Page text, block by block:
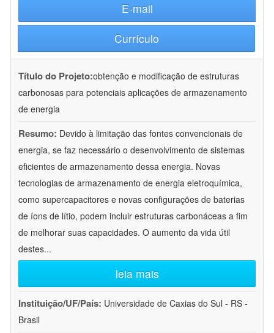
E-mail
Currículo
Título do Projeto:obtenção e modificação de estruturas
carbonosas para potenciais aplicações de armazenamento
de energia
Resumo: Devido à limitação das fontes convencionais de
energia, se faz necessário o desenvolvimento de sistemas
eficientes de armazenamento dessa energia. Novas
tecnologias de armazenamento de energia eletroquímica,
como supercapacitores e novas configurações de baterias
de íons de lítio, podem incluir estruturas carbonáceas a fim
de melhorar suas capacidades. O aumento da vida útil
destes...
leia mais
Instituição/UF/País: Universidade de Caxias do Sul - RS -
Brasil